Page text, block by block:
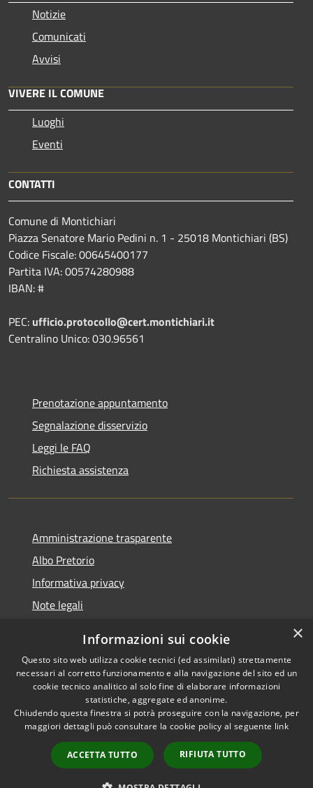
Notizie
Comunicati
Avvisi
VIVERE IL COMUNE
Luoghi
Eventi
CONTATTI
Comune di Montichiari
Piazza Senatore Mario Pedini n. 1 - 25018 Montichiari (BS)
Codice Fiscale: 00645400177
Partita IVA: 00574280988
IBAN: #
PEC: ufficio.protocollo@cert.montichiari.it
Centralino Unico: 030.96561
Prenotazione appuntamento
Segnalazione disservizio
Leggi le FAQ
Richiesta assistenza
Amministrazione trasparente
Albo Pretorio
Informativa privacy
Note legali
Whisteblowing
RSS
Accessibilità
Copyright © 2026 • Comune di
Municipium•
Accesso
redazione
×
Informazioni sui cookie
Questo sito web utilizza cookie tecnici (ed assimilati) strettamente
necessari al corretto funzionamento e alla navigazione del sito ed un
cookie tecnico analitico al solo fine di elaborare informazioni
statistiche, aggregate ed anonime.
Chiudendo questa finestra si potrà proseguire con la navigazione, per
maggiori dettagli può consultare la cookie policy al seguente link
ACCETTA TUTTO RIFIUTA TUTTO